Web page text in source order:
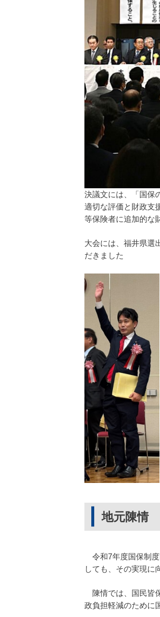
決議文には、「国保
適切な評価と財政支
等保険者に追加的な
大会には、福井県選
だきました
地元陳情
令和7年度国保制度
しても、その実現に
陳情では、国民皆
政負担軽減のために